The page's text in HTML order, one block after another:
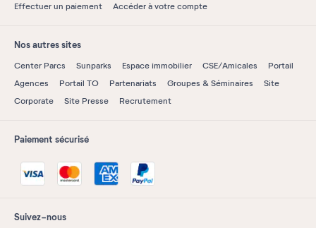
Effectuer un paiement Accéder à votre compte
Nos autres sites
Center Parcs Sunparks Espace immobilier CSE/Amicales
Portail
Agences
Portail TO Partenariats Groupes & Séminaires
Site
Corporate
Site Presse Recrutement
Paiement sécurisé
Suivez-nous